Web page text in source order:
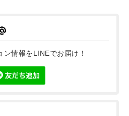
情報をLINEでお届け！